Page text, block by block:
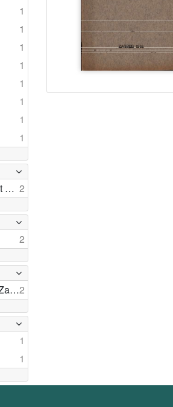
1
1
1
1
1
1
1
1
Zbirka kataloga izložaba / Art exhibition catalogues 2
2
Arhiv za likovne umjetnosti (Zagreb)2
1
1